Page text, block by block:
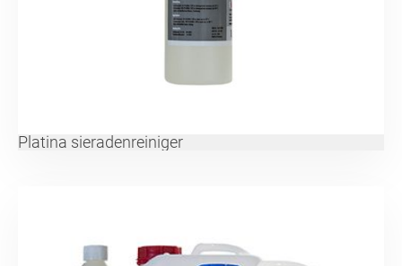
Platina sieradenreiniger